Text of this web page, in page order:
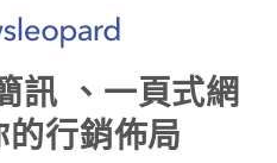
訊 、一頁式網
行銷佈局